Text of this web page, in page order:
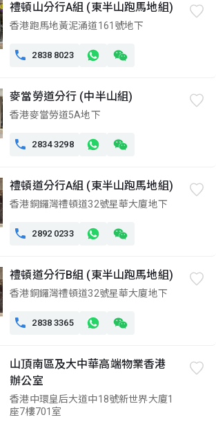
禮頓山分行A組 (東半山跑馬地組)
香港跑馬地黃泥涌道161號地下
 2838 8023
麥當勞道分行 (中半山組)
香港麥當勞道5A地下
 2834 3298
禮頓道分行A組 (東半山跑馬地組)
香港銅鑼灣禮頓道32號星華大廈地下
 2892 0233
禮頓道分行B組 (東半山跑馬地組)
香港銅鑼灣禮頓道32號星華大廈地下
 2838 3365
山頂南區及大中華高端物業香港
辦公室
香港中環皇后大道中18號新世界大廈1
座7樓701室